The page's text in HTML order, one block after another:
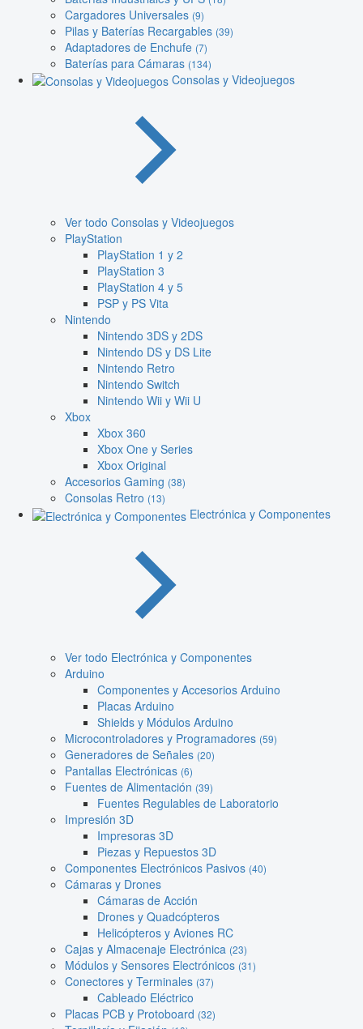
Cargadores Universales (9)
Pilas y Baterías Recargables (39)
Adaptadores de Enchufe (7)
Baterías para Cámaras (134)
Consolas y Videojuegos
Ver todo Consolas y Videojuegos
PlayStation
PlayStation 1 y 2
PlayStation 3
PlayStation 4 y 5
PSP y PS Vita
Nintendo
Nintendo 3DS y 2DS
Nintendo DS y DS Lite
Nintendo Retro
Nintendo Switch
Nintendo Wii y Wii U
Xbox
Xbox 360
Xbox One y Series
Xbox Original
Accesorios Gaming (38)
Consolas Retro (13)
Electrónica y Componentes
Ver todo Electrónica y Componentes
Arduino
Componentes y Accesorios Arduino
Placas Arduino
Shields y Módulos Arduino
Microcontroladores y Programadores (59)
Generadores de Señales (20)
Pantallas Electrónicas (6)
Fuentes de Alimentación (39)
Fuentes Regulables de Laboratorio
Impresión 3D
Impresoras 3D
Piezas y Repuestos 3D
Componentes Electrónicos Pasivos (40)
Cámaras y Drones
Cámaras de Acción
Drones y Quadcópteros
Helicópteros y Aviones RC
Cajas y Almacenaje Electrónica (23)
Módulos y Sensores Electrónicos (31)
Conectores y Terminales (37)
Cableado Eléctrico
Placas PCB y Protoboard (32)